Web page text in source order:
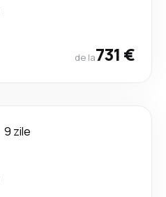
de la731 €
9 zile